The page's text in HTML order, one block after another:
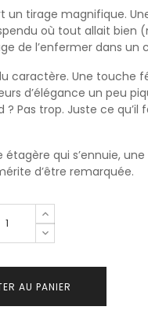
un tirage magnifique.
où tout allait bien
de l’enfermer dans un
caractère. Une touche
d’élégance un peu
? Pas trop. Juste ce qu’il
étagère qui s’ennuie,
d’être remarquée.
AU PANIER